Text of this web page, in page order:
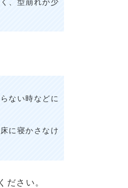
ない時などに
に寝かさなけ
さい。